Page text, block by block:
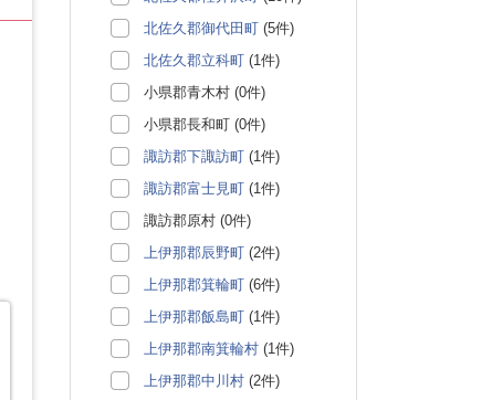
北佐久郡御代田町 (5件)
北佐久郡立科町 (1件)
小県郡青木村 (0件)
小県郡長和町 (0件)
諏訪郡下諏訪町 (1件)
諏訪郡富士見町 (1件)
諏訪郡原村 (0件)
上伊那郡辰野町 (2件)
上伊那郡箕輪町 (6件)
上伊那郡飯島町 (1件)
上伊那郡南箕輪村 (1件)
上伊那郡中川村 (2件)